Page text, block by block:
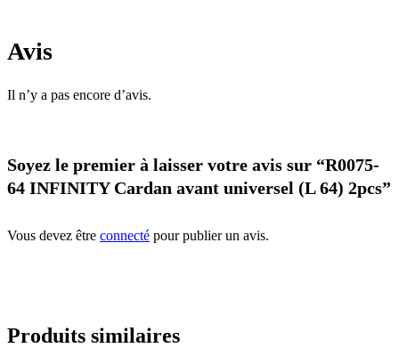
Avis
Il n’y a pas encore d’avis.
Soyez le premier à laisser votre avis sur “R0075-
64 INFINITY Cardan avant universel (L 64) 2pcs”
Vous devez être connecté pour publier un avis.
Produits similaires